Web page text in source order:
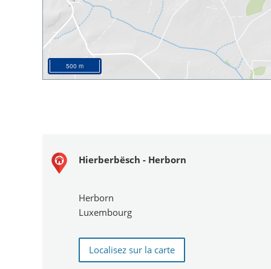
500 m
Hierberbësch - Herborn
Herborn
Luxembourg
Localisez sur la carte